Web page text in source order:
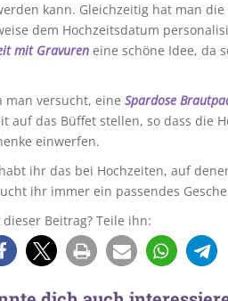
kann. Gleichzeitig hat man
dem Hochzeitsdatum
mit Gravuren eine schöne Idee, da
man versucht, eine Spardose
auf das Büffet stellen, so dass die
einwerfen.
ihr das bei Hochzeiten, auf
ihr immer ein passendes
Beitrag? Teile ihn: